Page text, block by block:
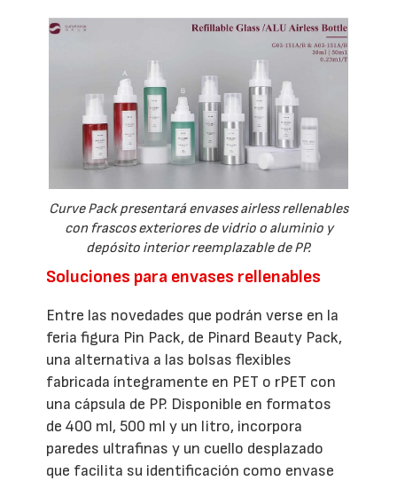
Curve Pack presentará envases airless rellenables
con frascos exteriores de vidrio o aluminio y
depósito interior reemplazable de PP.
Soluciones para envases rellenables
Entre las novedades que podrán verse en la
feria figura Pin Pack, de Pinard Beauty Pack,
una alternativa a las bolsas flexibles
fabricada íntegramente en PET o rPET con
una cápsula de PP. Disponible en formatos
de 400 ml, 500 ml y un litro, incorpora
paredes ultrafinas y un cuello desplazado
que facilita su identificación como envase